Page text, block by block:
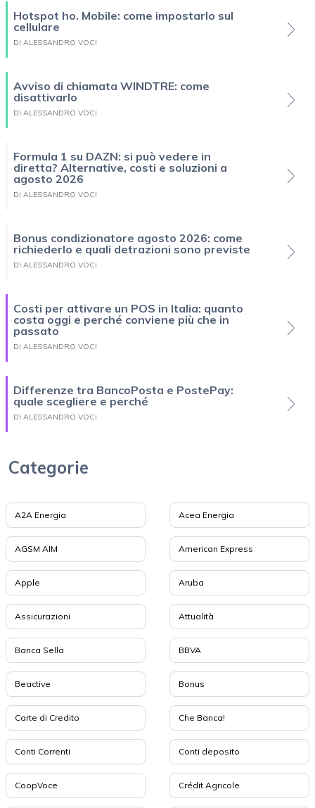
Hotspot ho. Mobile: come impostarlo sul
cellulare
DI ALESSANDRO VOCI
Avviso di chiamata WINDTRE: come
disattivarlo
DI ALESSANDRO VOCI
Formula 1 su DAZN: si può vedere in
diretta? Alternative, costi e soluzioni a
agosto 2026
DI ALESSANDRO VOCI
Bonus condizionatore agosto 2026: come
richiederlo e quali detrazioni sono previste
DI ALESSANDRO VOCI
Costi per attivare un POS in Italia: quanto
costa oggi e perché conviene più che in
passato
DI ALESSANDRO VOCI
Differenze tra BancoPosta e PostePay:
quale scegliere e perché
DI ALESSANDRO VOCI
Categorie
A2A Energia Acea Energia
AGSM AIM American Express
Apple Aruba
Assicurazioni Attualità
Banca Sella BBVA
Beactive Bonus
Carte di Credito Che Banca!
Conti Correnti Conti deposito
CoopVoce Crédit Agricole